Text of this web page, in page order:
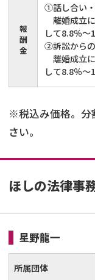
報
酬
金
①話し合い
離婚成立
して8.8％～
②訴訟から
離婚成立
して8.8％～
※税込み価格。分
さい。
ほしの法律事
星野龍一
所属団体